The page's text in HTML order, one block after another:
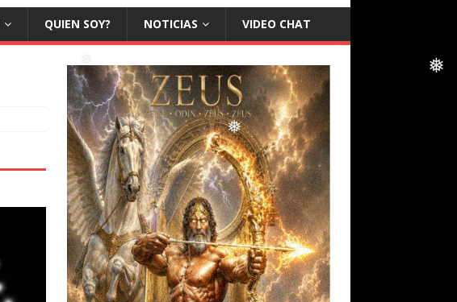
❅
QUIEN SOY? NOTICIAS VIDEO CHAT